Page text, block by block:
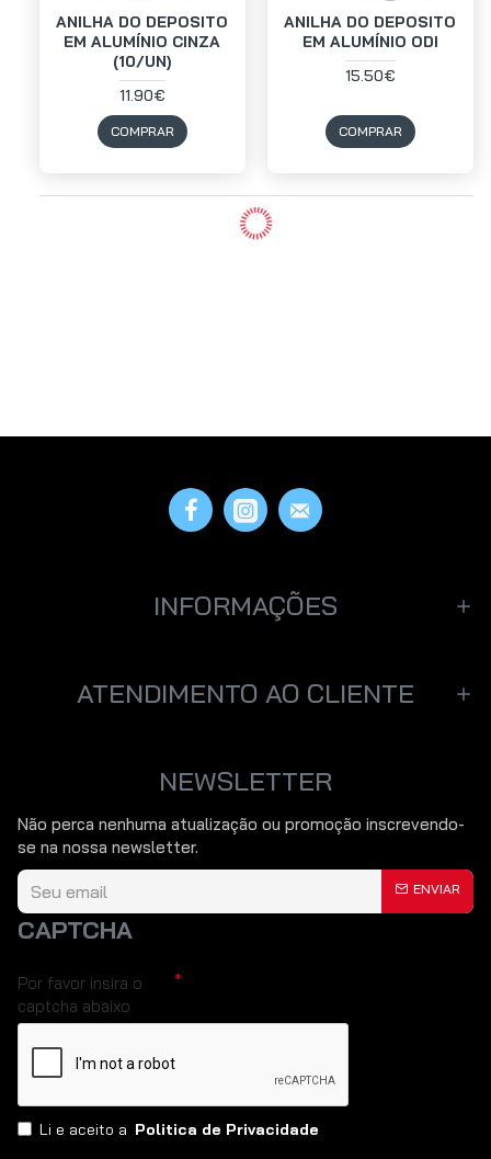
ANILHA DO DEPOSITO
EM ALUMÍNIO CINZA
(10/UN)
11.90€
COMPRAR
ANILHA DO DEPOSITO
EM ALUMÍNIO ODI
15.50€
COMPRAR
INFORMAÇÕES
ATENDIMENTO AO CLIENTE
NEWSLETTER
Não perca nenhuma atualização ou promoção inscrevendo-
se na nossa newsletter.
ENVIAR
CAPTCHA
Por favor insira o
captcha abaixo
Li e aceito a Politica de Privacidade